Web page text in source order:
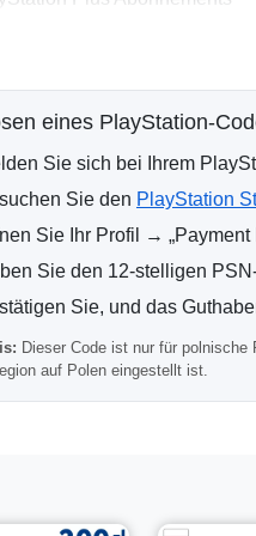
100 PLN
PLN PlayStation-Karte
Option für den
der Zahlung wird
Bestellungen werden sofort
Kompatibilität
Dieser PlayStation-Code
Ihre Kontoregion
eines PlayStation-
Sie sich bei Ihrem
Sie den PlayStation
Sie Ihr Profil →
Sie den 12-stelligen
Sie, und das
Dieser Code ist nur für
auf Polen eingestellt ist.